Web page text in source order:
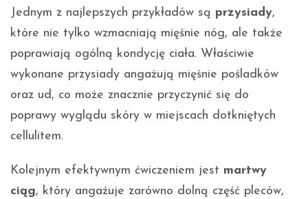
Jednym z najlepszych przykładów są przysiady,
które nie tylko wzmacniają mięśnie nóg, ale także
poprawiają ogólną kondycję ciała. Właściwie
wykonane przysiady angażują mięśnie pośladków
oraz ud, co może znacznie przyczynić się do
poprawy wyglądu skóry w miejscach dotkniętych
cellulitem.
Kolejnym efektywnym ćwiczeniem jest martwy
ciąg, który angażuje zarówno dolną część pleców,